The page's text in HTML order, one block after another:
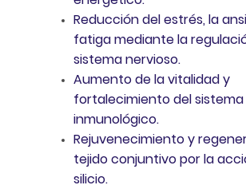
Reducción del estrés, la
fatiga mediante la
sistema nervioso.
Aumento de la vitalidad y
fortalecimiento del sistema
inmunológico.
Rejuvenecimiento y
tejido conjuntivo por la
silicio.